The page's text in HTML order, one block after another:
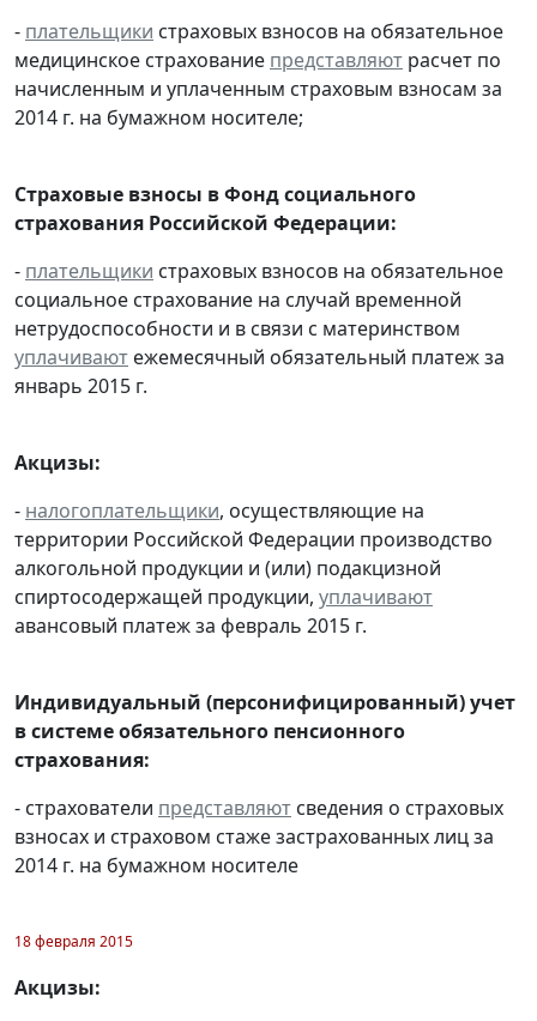
- плательщики страховых взносов на обязательное
медицинское страхование представляют расчет по
начисленным и уплаченным страховым взносам за
2014 г. на бумажном носителе;
Страховые взносы в Фонд социального
страхования Российской Федерации:
- плательщики страховых взносов на обязательное
социальное страхование на случай временной
нетрудоспособности и в связи с материнством
уплачивают ежемесячный обязательный платеж за
январь 2015 г.
Акцизы:
- налогоплательщики, осуществляющие на
территории Российской Федерации производство
алкогольной продукции и (или) подакцизной
спиртосодержащей продукции, уплачивают
авансовый платеж за февраль 2015 г.
Индивидуальный (персонифицированный) учет
в системе обязательного пенсионного
страхования:
- страхователи представляют сведения о страховых
взносах и страховом стаже застрахованных лиц за
2014 г. на бумажном носителе
18 февраля 2015
Акцизы: